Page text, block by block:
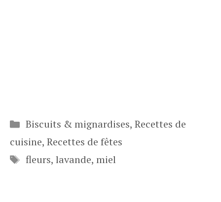
Catégories
Biscuits & mignardises, Recettes de
cuisine, Recettes de fêtes
Étiquettes
fleurs, lavande, miel